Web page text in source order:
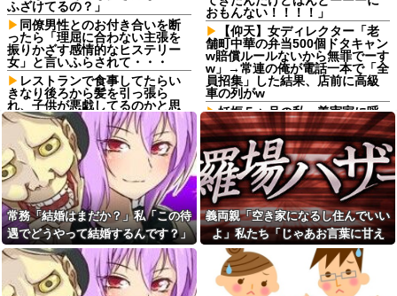
ふざけてるの？」
同僚男性とのお付き合いを断
ったら「理屈に合わない主張を
振りかざす感情的なヒステリー
女」と言いふらされて・・・
レストランで食事してたらい
きなり後ろから髪を引っ張ら
れ、子供が悪戯してるのかと思
い注意しようと振り向こうとし
たら耳元でハサミの音がした！...
姉は馬鹿。初めて外走ってガ
ソスタに給油に行った時に車体
やガラスにガソリンかけるレベ
ルの馬鹿
私には車いすの友人がいるん
だけど、無給で尽くすことに疲
れてしまった。自分のええかっ
こしいで、自分が潰れそう
妻の実家の前を通ると庭に大
きな穴が。びっくりして近寄る
と穴の中に嫁がいて...
おもんない！！！！」
【仰天】女ディレクター「老
舗町中華の弁当500個ドタキャン
w賠償ルールないから無罪でーす
w」→常連の俺が電話一本で「全
員招集」した結果、店前に高級
車の列がw
妊娠５ヶ月の私、義実家に呼
ばれて行ってきた。治療を経て
妊娠５ヶ月になった義妹を引き
合いに出され、トメから放たれ
た「耳を疑う理不尽すぎる一
言」に愕然←妊娠時期の操作と
か超能力者かよ
日頃から「泥棒の9割は韓国
人」と嫌韓発言を繰り返すト
メ！冬ソナにハマり私のヨン様
グッズを勝手に持ち出したの
で、トメ自身の「あの自論」で
撃退したったｗｗ←矛盾だらけ
のトメにブーメラン刺さりまく
常務「結婚はまだか？」私「この待
遇でどうやって結婚するんです？」
→飲み会で本音を返したら場が静ま
り返って…
義両親「空き家になるし住んでいい
よ」私たち「じゃあお言葉に甘え
て…」→引っ越した途端、予想外の
出来事が待っていて…